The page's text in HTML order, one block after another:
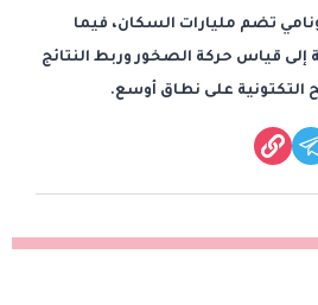
تضم مليارات السكان، فيما
إلى قياس حركة الصخور وربط النتائج
التكتونية على نطاق أوسع.